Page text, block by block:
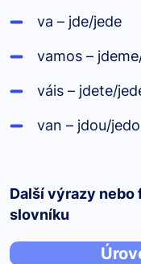
va – jde/jede
vamos –
váis – jdete/
van – jdou/
Další výrazy nebo
slovníku